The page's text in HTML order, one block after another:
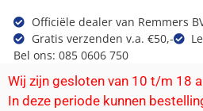
Officiële dealer van Remmers
Gratis verzenden v.a. €50,-
Bel ons: 085 0606 750
Wij zijn gesloten van 10 t/m 18
In deze periode kunnen